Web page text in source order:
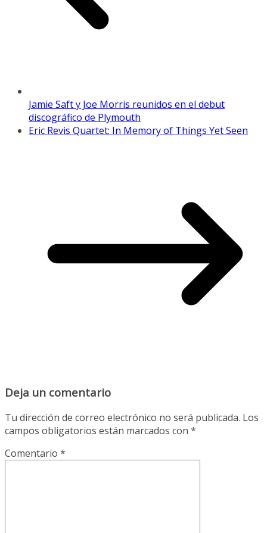
Jamie Saft y Joe Morris reunidos en el debut
discográfico de Plymouth
Eric Revis Quartet: In Memory of Things Yet Seen
Deja un comentario
Tu dirección de correo electrónico no será publicada. Los
campos obligatorios están marcados con *
Comentario *